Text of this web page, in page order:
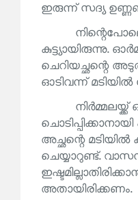
ഇരുന്ന് സദ്യ
കുട്ട്യായിരുന്നു.
ചെറിയച്ഛന്റെ
ഓടിവന്ന് മടിയിൽ
അച്ഛന്റെ
ചെയ്യാറുണ്ട്.
അതായിരിക്കണം.